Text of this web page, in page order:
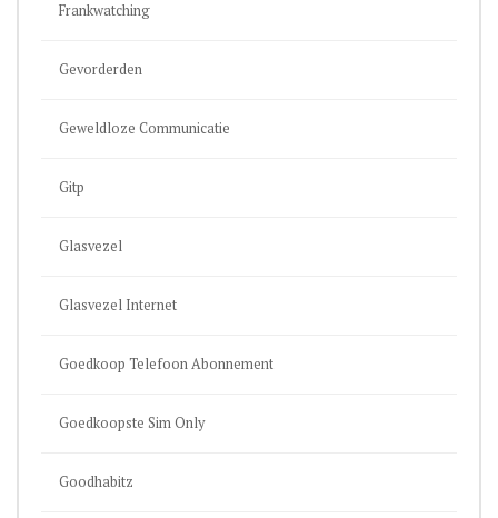
Frankwatching
Gevorderden
Geweldloze Communicatie
Gitp
Glasvezel
Glasvezel Internet
Goedkoop Telefoon Abonnement
Goedkoopste Sim Only
Goodhabitz